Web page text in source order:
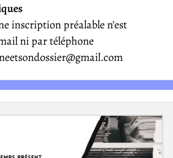
inscription préalable n’est
ni par téléphone